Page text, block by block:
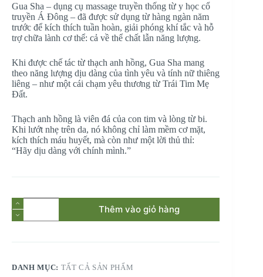
Gua Sha – dụng cụ massage truyền thống từ y học cổ
truyền Á Đông – đã được sử dụng từ hàng ngàn năm
trước để kích thích tuần hoàn, giải phóng khí tắc và hỗ
trợ chữa lành cơ thể: cả về thể chất lẫn năng lượng.
Khi được chế tác từ thạch anh hồng, Gua Sha mang
theo năng lượng dịu dàng của tình yêu và tính nữ thiêng
liêng – như một cái chạm yêu thương từ Trái Tim Mẹ
Đất.
Thạch anh hồng là viên đá của con tim và lòng từ bi.
Khi lướt nhẹ trên da, nó không chỉ làm mềm cơ mặt,
kích thích máu huyết, mà còn như một lời thủ thỉ:
“Hãy dịu dàng với chính mình.”
Gua
Sha
-
Anh
lượng
Thêm vào giỏ hàng
DANH MỤC: TẤT CẢ SẢN PHẨM